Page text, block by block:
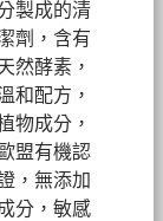
製成的清
劑， 含有
然酵素，
和配方，
物成分，
歐盟有機認
，無添加
分，敏感